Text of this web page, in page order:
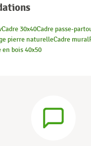
Cadre 30x40Cadre passe-
pierre naturelleCadre mural
en bois 40x50